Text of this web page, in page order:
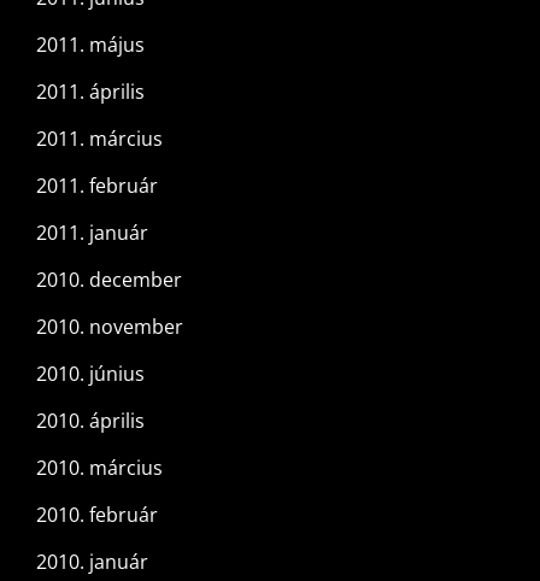
2011. május
2011. április
2011. március
2011. február
2011. január
2010. december
2010. november
2010. június
2010. április
2010. március
2010. február
2010. január